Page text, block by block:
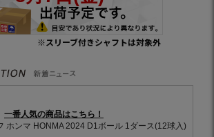
※スリーブ付きシャフトは対象外